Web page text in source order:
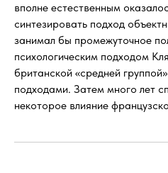
вполне естественным
синтезировать подход
занимал бы промежуточное
психологическим подходом
британской «средней
подходами. Затем много лет
некоторое влияние